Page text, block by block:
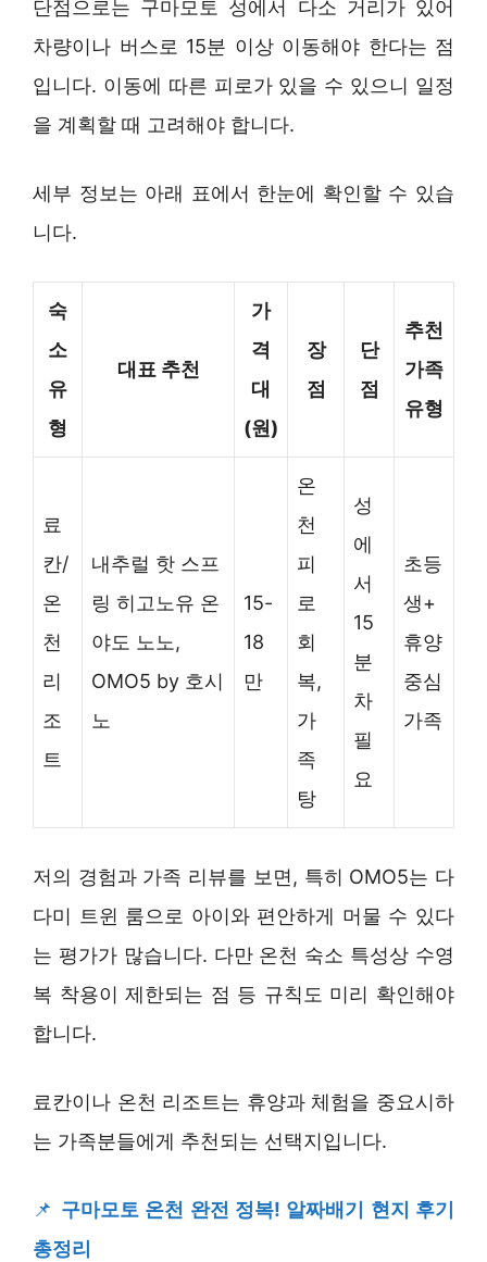
단점으로는 구마모토 성에서 다소 거리가 있어
차량이나 버스로 15분 이상 이동해야 한다는 점
입니다. 이동에 따른 피로가 있을 수 있으니 일정
을 계획할 때 고려해야 합니다.
세부 정보는 아래 표에서 한눈에 확인할 수 있습
니다.
숙
소
유
형
대표 추천
가
격
대
(원)
장
점
단
점
추천
가족
유형
료
칸/
온
천
리
조
트
내추럴 핫 스프
링 히고노유 온
야도 노노,
OMO5 by 호시
노
15-
18
만
온
천
피
로
회
복,
가
족
탕
성
에
서
15
분
차
필
요
초등
생+
휴양
중심
가족
저의 경험과 가족 리뷰를 보면, 특히 OMO5는 다
다미 트윈 룸으로 아이와 편안하게 머물 수 있다
는 평가가 많습니다. 다만 온천 숙소 특성상 수영
복 착용이 제한되는 점 등 규칙도 미리 확인해야
합니다.
료칸이나 온천 리조트는 휴양과 체험을 중요시하
는 가족분들에게 추천되는 선택지입니다.
📌 구마모토 온천 완전 정복! 알짜배기 현지 후기
총정리